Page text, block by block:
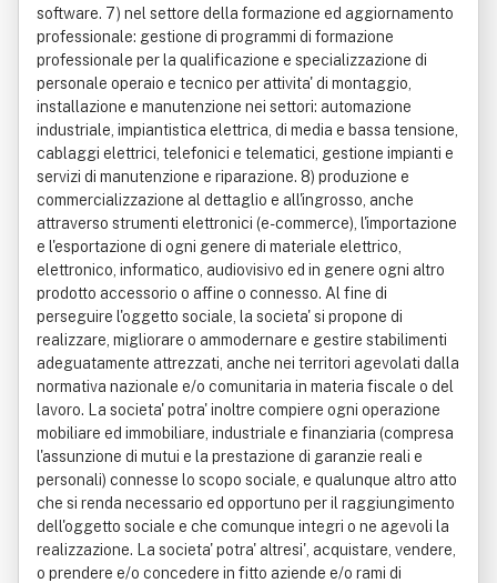
software. 7) nel settore della formazione ed aggiornamento
professionale: gestione di programmi di formazione
professionale per la qualificazione e specializzazione di
personale operaio e tecnico per attivita' di montaggio,
installazione e manutenzione nei settori: automazione
industriale, impiantistica elettrica, di media e bassa tensione,
cablaggi elettrici, telefonici e telematici, gestione impianti e
servizi di manutenzione e riparazione. 8) produzione e
commercializzazione al dettaglio e all'ingrosso, anche
attraverso strumenti elettronici (e-commerce), l'importazione
e l'esportazione di ogni genere di materiale elettrico,
elettronico, informatico, audiovisivo ed in genere ogni altro
prodotto accessorio o affine o connesso. Al fine di
perseguire l'oggetto sociale, la societa' si propone di
realizzare, migliorare o ammodernare e gestire stabilimenti
adeguatamente attrezzati, anche nei territori agevolati dalla
normativa nazionale e/o comunitaria in materia fiscale o del
lavoro. La societa' potra' inoltre compiere ogni operazione
mobiliare ed immobiliare, industriale e finanziaria (compresa
l'assunzione di mutui e la prestazione di garanzie reali e
personali) connesse lo scopo sociale, e qualunque altro atto
che si renda necessario ed opportuno per il raggiungimento
dell'oggetto sociale e che comunque integri o ne agevoli la
realizzazione. La societa' potra' altresi', acquistare, vendere,
o prendere e/o concedere in fitto aziende e/o rami di